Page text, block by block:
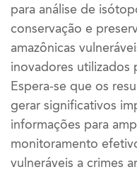
para análise de
conservação e
amazônicas
inovadores utilizados
Espera-se que os
gerar significativos
informações para
monitoramento
vulneráveis a crimes